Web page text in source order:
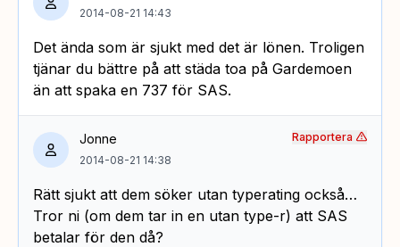
2014-08-21 14:43
Det ända som är sjukt med det är lönen. Troligen
tjänar du bättre på att städa toa på Gardemoen
än att spaka en 737 för SAS.
Jonne
2014-08-21 14:38
Rätt sjukt att dem söker utan typerating också…
Tror ni (om dem tar in en utan type-r) att SAS
betalar för den då?
Rapportera